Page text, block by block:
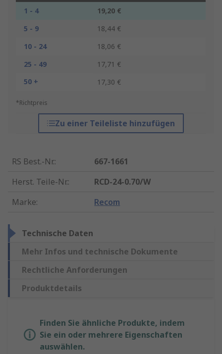
1 - 4
19,20 €
5 - 9
18,44 €
10 - 24
18,06 €
25 - 49
17,71 €
50 +
17,30 €
*Richtpreis
Zu einer Teileliste hinzufügen
RS Best.-Nr.:
667-1661
Herst. Teile-Nr.:
RCD-24-0.70/W
Marke: Recom
Technische Daten
Mehr Infos und technische Dokumente
Rechtliche Anforderungen
Produktdetails
Finden Sie ähnliche Produkte, indem
Sie ein oder mehrere Eigenschaften
auswählen.